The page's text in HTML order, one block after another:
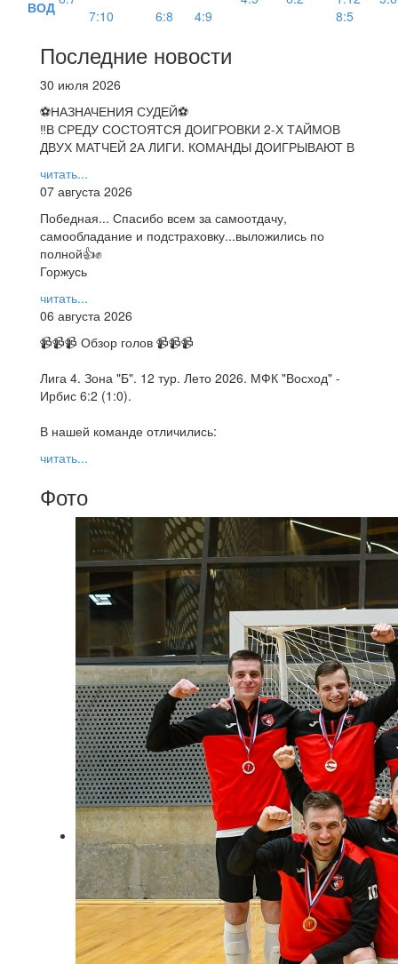
ВОД
7:10
6:8 4:9
8:5
Последние новости
30 июля 2026
⚽НАЗНАЧЕНИЯ СУДЕЙ⚽
‼В СРЕДУ СОСТОЯТСЯ ДОИГРОВКИ 2-Х ТАЙМОВ
ДВУХ МАТЧЕЙ 2А ЛИГИ. КОМАНДЫ ДОИГРЫВАЮТ В
читать...
07 августа 2026
Победная... Спасибо всем за самоотдачу,
самообладание и подстраховку...выложились по
полной👍✊
Горжусь
читать...
06 августа 2026
📹📹📹 Обзор голов 📹📹📹
Лига 4. Зона "Б". 12 тур. Лето 2026. МФК "Восход" -
Ирбис 6:2 (1:0).
В нашей команде отличились:
читать...
Фото